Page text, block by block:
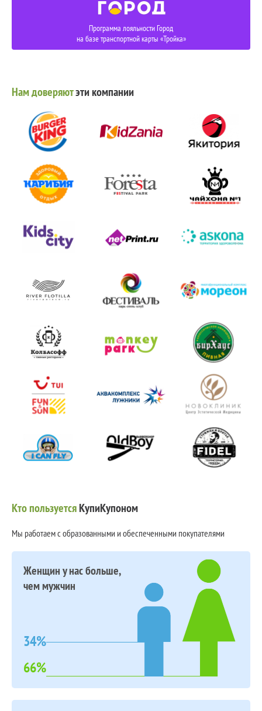
Программа лояльности Город
на базе транспортной карты «Тройка»
Нам доверяютэти компании
Кто пользуетсяКупиКупоном
Мы работаем с образованными и обеспеченными покупателями
Женщин у нас больше,
чем мужчин
34%
66%